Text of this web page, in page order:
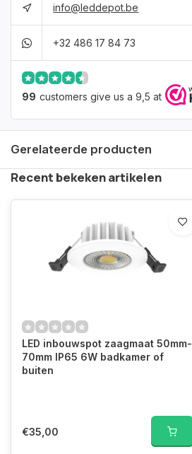
info@leddepot.be
+32 486 17 84 73
99 customers give us a 9,5 at
Gerelateerde producten
Recent bekeken artikelen
LED inbouwspot zaagmaat 50mm-
70mm IP65 6W badkamer of
buiten
€35,00